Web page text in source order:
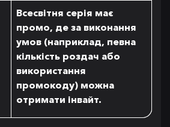
Всесвітня серія має
промо, де за виконання
умов (наприклад, певна
кількість роздач або
використання
промокоду) можна
отримати інвайт.